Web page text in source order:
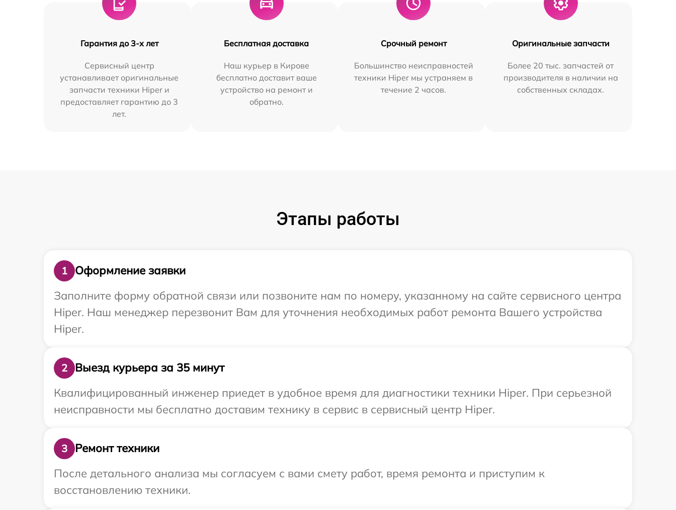
Гарантия до 3-х лет
Сервисный центр
устанавливает оригинальные
запчасти техники Hiper и
предоставляет гарантию до 3
лет.
Бесплатная доставка
Наш курьер в Кирове
бесплатно доставит ваше
устройство на ремонт и
обратно.
Срочный ремонт
Большинство неисправностей
техники Hiper мы устраняем в
течение 2 часов.
Оригинальные запчасти
Более 20 тыс. запчастей от
производителя в наличии на
собственных складах.
Этапы работы
1
Оформление заявки
Заполните форму обратной связи или позвоните нам по номеру, указанному на сайте сервисного центра
Hiper. Наш менеджер перезвонит Вам для уточнения необходимых работ ремонта Вашего устройства
Hiper.
2
Выезд курьера за 35 минут
Квалифицированный инженер приедет в удобное время для диагностики техники Hiper. При серьезной
неисправности мы бесплатно доставим технику в сервис в сервисный центр Hiper.
3
Ремонт техники
После детального анализа мы согласуем с вами смету работ, время ремонта и приступим к
восстановлению техники.